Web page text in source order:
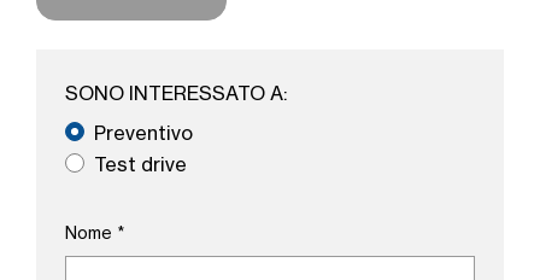
SONO INTERESSATO A:
Preventivo
Test drive
Nome *